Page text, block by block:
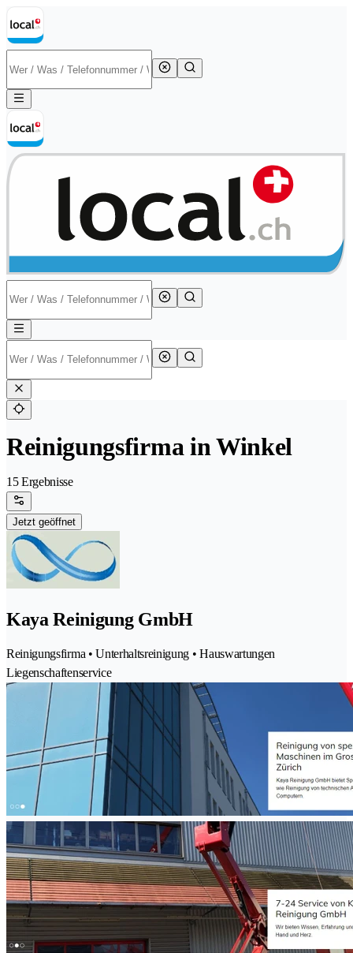
Reinigungsfirma in Winkel
15 Ergebnisse
Jetzt geöffnet
Kaya Reinigung GmbH
Reinigungsfirma • Unterhaltsreinigung • Hauswartungen
Liegenschaftenservice